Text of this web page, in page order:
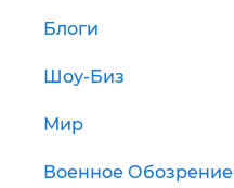
Блоги
Шоу-Биз
Мир
Военное Обозрение